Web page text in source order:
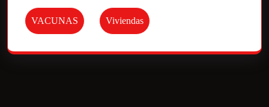
VACUNAS Viviendas